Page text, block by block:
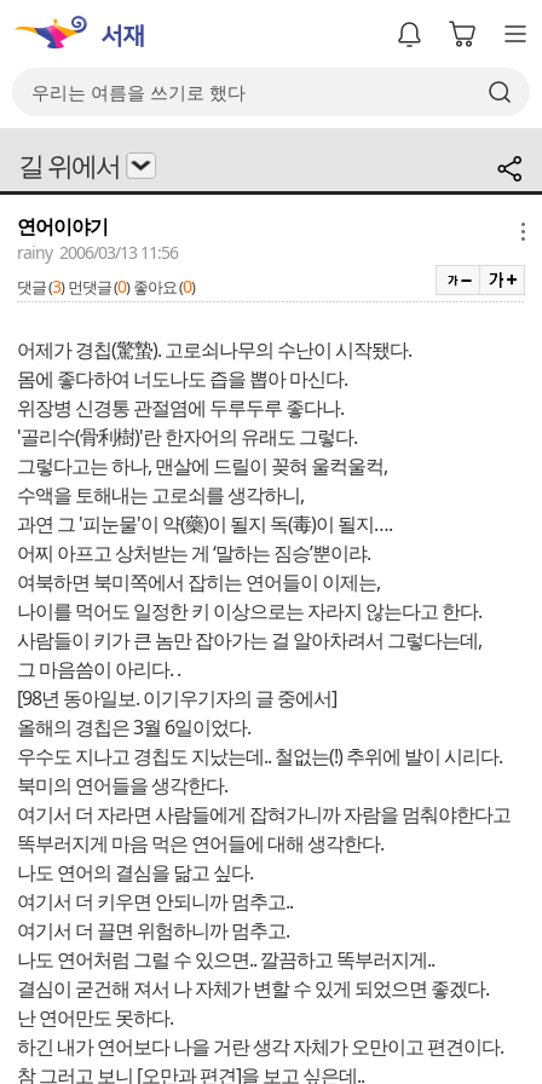
길 위에서
연어이야기
rainy 2006/03/13 11:56
댓글 (3) 먼댓글 (0) 좋아요 (0)
어제가 경칩(驚蟄). 고로쇠나무의 수난이 시작됐다.
몸에 좋다하여 너도나도 즙을 뽑아 마신다.
위장병 신경통 관절염에 두루두루 좋다나.
'골리수(骨利樹)'란 한자어의 유래도 그렇다.
그렇다고는 하나, 맨살에 드릴이 꽂혀 울컥울컥,
수액을 토해내는 고로쇠를 생각하니,
과연 그 '피눈물'이 약(藥)이 될지 독(毒)이 될지….
어찌 아프고 상처받는 게 ‘말하는 짐승’뿐이랴.
여북하면 북미쪽에서 잡히는 연어들이 이제는,
나이를 먹어도 일정한 키 이상으로는 자라지 않는다고 한다.
사람들이 키가 큰 놈만 잡아가는 걸 알아차려서 그렇다는데,
그 마음씀이 아리다. .
[98년 동아일보. 이기우기자의 글 중에서]
올해의 경칩은 3월 6일이었다.
우수도 지나고 경칩도 지났는데.. 철없는(!) 추위에 발이 시리다.
북미의 연어들을 생각한다.
여기서 더 자라면 사람들에게 잡혀가니까 자람을 멈춰야한다고
똑부러지게 마음 먹은 연어들에 대해 생각한다.
나도 연어의 결심을 닮고 싶다.
여기서 더 키우면 안되니까 멈추고..
여기서 더 끌면 위험하니까 멈추고.
나도 연어처럼 그럴 수 있으면.. 깔끔하고 똑부러지게..
결심이 굳건해 져서 나 자체가 변할 수 있게 되었으면 좋겠다.
난 연어만도 못하다.
하긴 내가 연어보다 나을 거란 생각 자체가 오만이고 편견이다.
참 그러고 보니 [오만과 편견]을 보고 싶은데..